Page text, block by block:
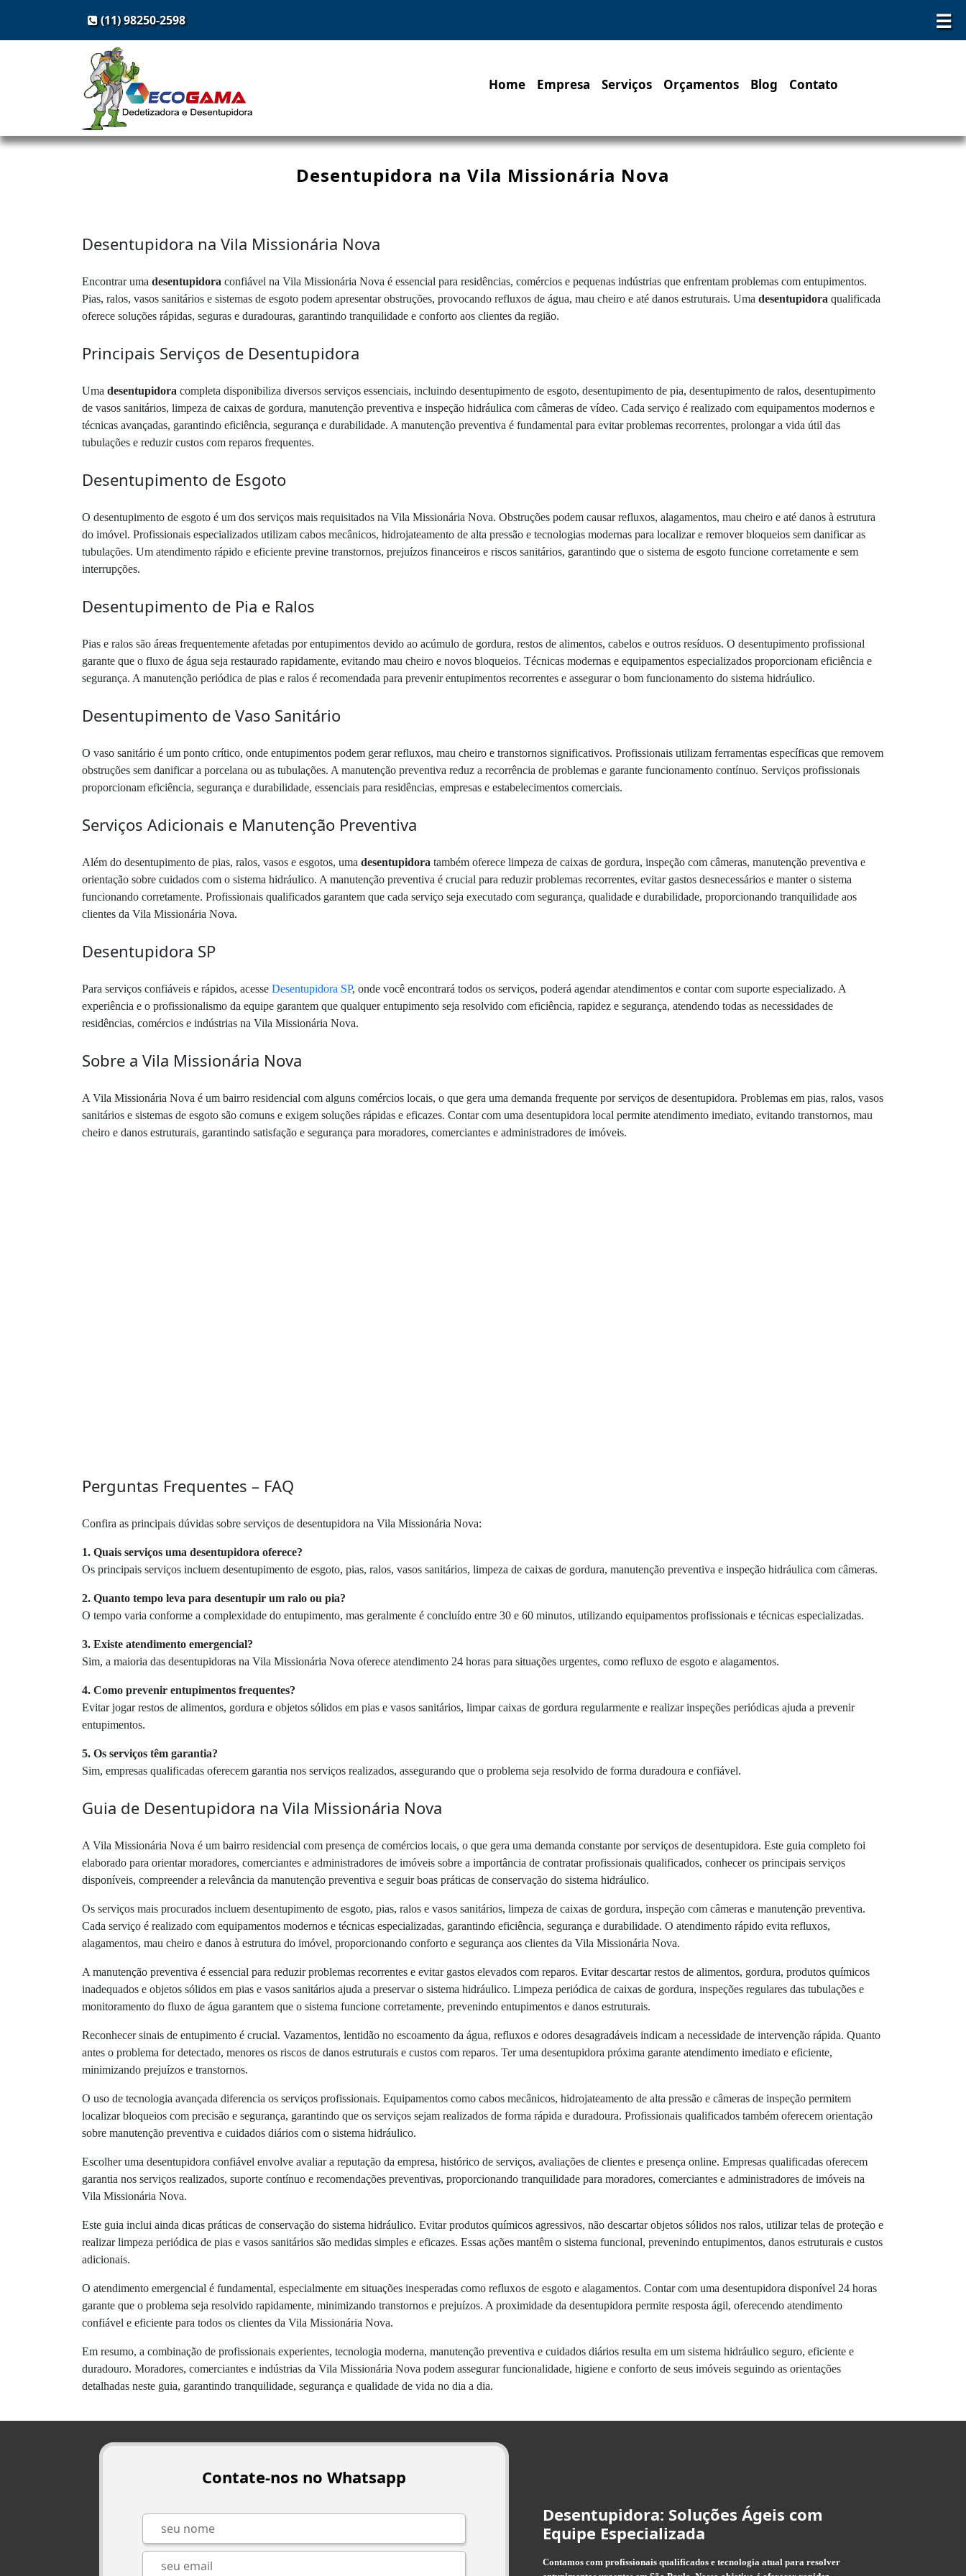
☰
(11) 98250-2598
Home Empresa Serviços Orçamentos Blog Contato
Desentupidora na Vila Missionária Nova
Desentupidora na Vila Missionária Nova
Encontrar uma desentupidora confiável na Vila Missionária Nova é essencial para residências, comércios e pequenas indústrias que enfrentam problemas com entupimentos.
Pias, ralos, vasos sanitários e sistemas de esgoto podem apresentar obstruções, provocando refluxos de água, mau cheiro e até danos estruturais. Uma desentupidora qualificada
oferece soluções rápidas, seguras e duradouras, garantindo tranquilidade e conforto aos clientes da região.
Principais Serviços de Desentupidora
Uma desentupidora completa disponibiliza diversos serviços essenciais, incluindo desentupimento de esgoto, desentupimento de pia, desentupimento de ralos, desentupimento
de vasos sanitários, limpeza de caixas de gordura, manutenção preventiva e inspeção hidráulica com câmeras de vídeo. Cada serviço é realizado com equipamentos modernos e
técnicas avançadas, garantindo eficiência, segurança e durabilidade. A manutenção preventiva é fundamental para evitar problemas recorrentes, prolongar a vida útil das
tubulações e reduzir custos com reparos frequentes.
Desentupimento de Esgoto
O desentupimento de esgoto é um dos serviços mais requisitados na Vila Missionária Nova. Obstruções podem causar refluxos, alagamentos, mau cheiro e até danos à estrutura
do imóvel. Profissionais especializados utilizam cabos mecânicos, hidrojateamento de alta pressão e tecnologias modernas para localizar e remover bloqueios sem danificar as
tubulações. Um atendimento rápido e eficiente previne transtornos, prejuízos financeiros e riscos sanitários, garantindo que o sistema de esgoto funcione corretamente e sem
interrupções.
Desentupimento de Pia e Ralos
Pias e ralos são áreas frequentemente afetadas por entupimentos devido ao acúmulo de gordura, restos de alimentos, cabelos e outros resíduos. O desentupimento profissional
garante que o fluxo de água seja restaurado rapidamente, evitando mau cheiro e novos bloqueios. Técnicas modernas e equipamentos especializados proporcionam eficiência e
segurança. A manutenção periódica de pias e ralos é recomendada para prevenir entupimentos recorrentes e assegurar o bom funcionamento do sistema hidráulico.
Desentupimento de Vaso Sanitário
O vaso sanitário é um ponto crítico, onde entupimentos podem gerar refluxos, mau cheiro e transtornos significativos. Profissionais utilizam ferramentas específicas que removem
obstruções sem danificar a porcelana ou as tubulações. A manutenção preventiva reduz a recorrência de problemas e garante funcionamento contínuo. Serviços profissionais
proporcionam eficiência, segurança e durabilidade, essenciais para residências, empresas e estabelecimentos comerciais.
Serviços Adicionais e Manutenção Preventiva
Além do desentupimento de pias, ralos, vasos e esgotos, uma desentupidora também oferece limpeza de caixas de gordura, inspeção com câmeras, manutenção preventiva e
orientação sobre cuidados com o sistema hidráulico. A manutenção preventiva é crucial para reduzir problemas recorrentes, evitar gastos desnecessários e manter o sistema
funcionando corretamente. Profissionais qualificados garantem que cada serviço seja executado com segurança, qualidade e durabilidade, proporcionando tranquilidade aos
clientes da Vila Missionária Nova.
Desentupidora SP
Para serviços confiáveis e rápidos, acesse Desentupidora SP, onde você encontrará todos os serviços, poderá agendar atendimentos e contar com suporte especializado. A
experiência e o profissionalismo da equipe garantem que qualquer entupimento seja resolvido com eficiência, rapidez e segurança, atendendo todas as necessidades de
residências, comércios e indústrias na Vila Missionária Nova.
Sobre a Vila Missionária Nova
A Vila Missionária Nova é um bairro residencial com alguns comércios locais, o que gera uma demanda frequente por serviços de desentupidora. Problemas em pias, ralos, vasos
sanitários e sistemas de esgoto são comuns e exigem soluções rápidas e eficazes. Contar com uma desentupidora local permite atendimento imediato, evitando transtornos, mau
cheiro e danos estruturais, garantindo satisfação e segurança para moradores, comerciantes e administradores de imóveis.
Perguntas Frequentes – FAQ
Confira as principais dúvidas sobre serviços de desentupidora na Vila Missionária Nova:
1. Quais serviços uma desentupidora oferece?
Os principais serviços incluem desentupimento de esgoto, pias, ralos, vasos sanitários, limpeza de caixas de gordura, manutenção preventiva e inspeção hidráulica com câmeras.
2. Quanto tempo leva para desentupir um ralo ou pia?
O tempo varia conforme a complexidade do entupimento, mas geralmente é concluído entre 30 e 60 minutos, utilizando equipamentos profissionais e técnicas especializadas.
3. Existe atendimento emergencial?
Sim, a maioria das desentupidoras na Vila Missionária Nova oferece atendimento 24 horas para situações urgentes, como refluxo de esgoto e alagamentos.
4. Como prevenir entupimentos frequentes?
Evitar jogar restos de alimentos, gordura e objetos sólidos em pias e vasos sanitários, limpar caixas de gordura regularmente e realizar inspeções periódicas ajuda a prevenir
entupimentos.
5. Os serviços têm garantia?
Sim, empresas qualificadas oferecem garantia nos serviços realizados, assegurando que o problema seja resolvido de forma duradoura e confiável.
Guia de Desentupidora na Vila Missionária Nova
A Vila Missionária Nova é um bairro residencial com presença de comércios locais, o que gera uma demanda constante por serviços de desentupidora. Este guia completo foi
elaborado para orientar moradores, comerciantes e administradores de imóveis sobre a importância de contratar profissionais qualificados, conhecer os principais serviços
disponíveis, compreender a relevância da manutenção preventiva e seguir boas práticas de conservação do sistema hidráulico.
Os serviços mais procurados incluem desentupimento de esgoto, pias, ralos e vasos sanitários, limpeza de caixas de gordura, inspeção com câmeras e manutenção preventiva.
Cada serviço é realizado com equipamentos modernos e técnicas especializadas, garantindo eficiência, segurança e durabilidade. O atendimento rápido evita refluxos,
alagamentos, mau cheiro e danos à estrutura do imóvel, proporcionando conforto e segurança aos clientes da Vila Missionária Nova.
A manutenção preventiva é essencial para reduzir problemas recorrentes e evitar gastos elevados com reparos. Evitar descartar restos de alimentos, gordura, produtos químicos
inadequados e objetos sólidos em pias e vasos sanitários ajuda a preservar o sistema hidráulico. Limpeza periódica de caixas de gordura, inspeções regulares das tubulações e
monitoramento do fluxo de água garantem que o sistema funcione corretamente, prevenindo entupimentos e danos estruturais.
Reconhecer sinais de entupimento é crucial. Vazamentos, lentidão no escoamento da água, refluxos e odores desagradáveis indicam a necessidade de intervenção rápida. Quanto
antes o problema for detectado, menores os riscos de danos estruturais e custos com reparos. Ter uma desentupidora próxima garante atendimento imediato e eficiente,
minimizando prejuízos e transtornos.
O uso de tecnologia avançada diferencia os serviços profissionais. Equipamentos como cabos mecânicos, hidrojateamento de alta pressão e câmeras de inspeção permitem
localizar bloqueios com precisão e segurança, garantindo que os serviços sejam realizados de forma rápida e duradoura. Profissionais qualificados também oferecem orientação
sobre manutenção preventiva e cuidados diários com o sistema hidráulico.
Escolher uma desentupidora confiável envolve avaliar a reputação da empresa, histórico de serviços, avaliações de clientes e presença online. Empresas qualificadas oferecem
garantia nos serviços realizados, suporte contínuo e recomendações preventivas, proporcionando tranquilidade para moradores, comerciantes e administradores de imóveis na
Vila Missionária Nova.
Este guia inclui ainda dicas práticas de conservação do sistema hidráulico. Evitar produtos químicos agressivos, não descartar objetos sólidos nos ralos, utilizar telas de proteção e
realizar limpeza periódica de pias e vasos sanitários são medidas simples e eficazes. Essas ações mantêm o sistema funcional, prevenindo entupimentos, danos estruturais e custos
adicionais.
O atendimento emergencial é fundamental, especialmente em situações inesperadas como refluxos de esgoto e alagamentos. Contar com uma desentupidora disponível 24 horas
garante que o problema seja resolvido rapidamente, minimizando transtornos e prejuízos. A proximidade da desentupidora permite resposta ágil, oferecendo atendimento
confiável e eficiente para todos os clientes da Vila Missionária Nova.
Em resumo, a combinação de profissionais experientes, tecnologia moderna, manutenção preventiva e cuidados diários resulta em um sistema hidráulico seguro, eficiente e
duradouro. Moradores, comerciantes e indústrias da Vila Missionária Nova podem assegurar funcionalidade, higiene e conforto de seus imóveis seguindo as orientações
detalhadas neste guia, garantindo tranquilidade, segurança e qualidade de vida no dia a dia.
Desentupidora: Soluções Ágeis com
Equipe Especializada
Contamos com profissionais qualificados e tecnologia atual para resolver
Contate-nos no Whatsapp